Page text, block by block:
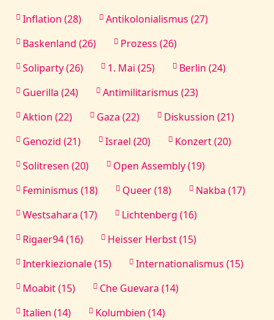
Inflation (28)
Antikolonialismus (27)
Baskenland (26)
Prozess (26)
Soliparty (26)
1. Mai (25)
Berlin (24)
Guerilla (24)
Antimilitarismus (23)
Aktion (22)
Gaza (22)
Diskussion (21)
Genozid (21)
Israel (20)
Konzert (20)
Solitresen (20)
Open Assembly (19)
Feminismus (18)
Queer (18)
Nakba (17)
Westsahara (17)
Lichtenberg (16)
Rigaer94 (16)
Heisser Herbst (15)
Interkiezionale (15)
Internationalismus (15)
Moabit (15)
Che Guevara (14)
Italien (14)
Kolumbien (14)